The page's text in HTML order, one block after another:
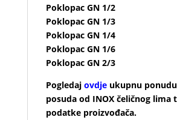
Poklopac GN 1/2
Poklopac GN 1/3
Poklopac GN 1/4
Poklopac GN 1/6
Poklopac GN 2/3
Pogledaj ovdjeukupnu ponudu
posuda od INOX čeličnog lima
podatke proizvođača.